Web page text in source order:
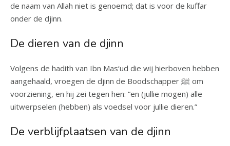
de naam van Allah niet is genoemd; dat is voor de kuffar
onder de djinn.
De dieren van de djinn
Volgens de hadith van Ibn Mas‘ud die wij hierboven hebben
aangehaald, vroegen de djinn de Boodschapper ﷺ om
voorziening, en hij zei tegen hen: “en (jullie mogen) alle
uitwerpselen (hebben) als voedsel voor jullie dieren.”
De verblijfplaatsen van de djinn